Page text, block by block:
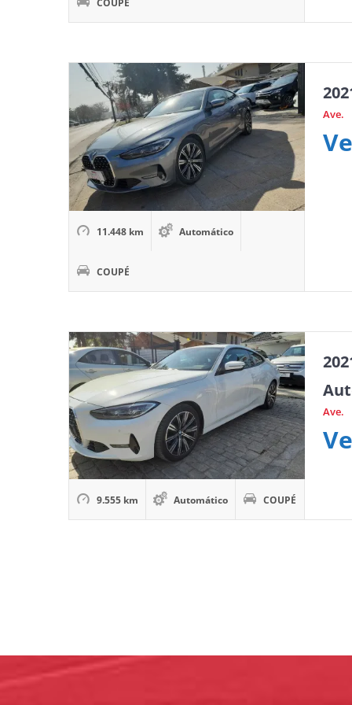
COUPÉ
11.448 km Automático
COUPÉ
Ave.
9.555 km Automático COUPÉ
Ave.